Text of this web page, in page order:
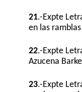
21.-Expte
en las
22.-Expte
Azucena
23.-Expte